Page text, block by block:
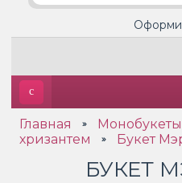
Главная » Монобукеты
хризантем
» Букет
БУКЕТ